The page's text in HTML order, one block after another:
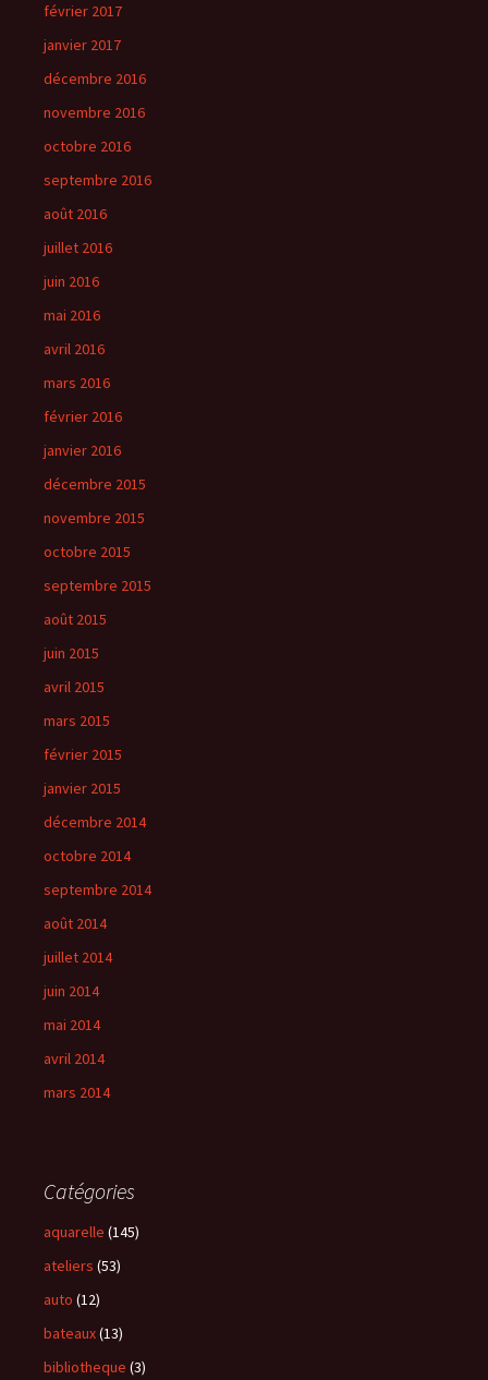
février 2017
janvier 2017
décembre 2016
novembre 2016
octobre 2016
septembre 2016
août 2016
juillet 2016
juin 2016
mai 2016
avril 2016
mars 2016
février 2016
janvier 2016
décembre 2015
novembre 2015
octobre 2015
septembre 2015
août 2015
juin 2015
avril 2015
mars 2015
février 2015
janvier 2015
décembre 2014
octobre 2014
septembre 2014
août 2014
juillet 2014
juin 2014
mai 2014
avril 2014
mars 2014
Catégories
aquarelle (145)
ateliers (53)
auto (12)
bateaux(13)
bibliotheque (3)